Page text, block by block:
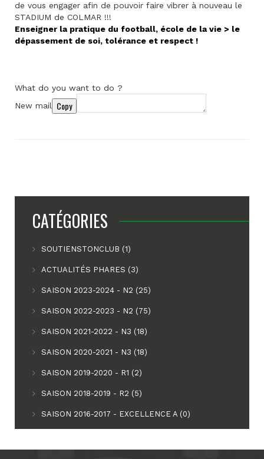
de vous engager afin de pouvoir faire vibrer à nouveau le
STADIUM de COLMAR !!!
Enseigner la pratique du football, école de la vie > le
dépassement de soi, tolérance et respect !
What do you want to do ?
New mail
Copy
CATÉGORIES
SOUTIENSTONCLUB (1)
ACTUALITÉS PHARES (3)
SAISON 2023-2024 - N2 (25)
SAISON 2022-2023 - N2 (75)
SAISON 2021-2022 - N3 (18)
SAISON 2020-2021 - N3 (18)
SAISON 2019-2020 - R1 (2)
SAISON 2018-2019 - R2 (5)
SAISON 2016-2017 - EXCELLENCE A (0)